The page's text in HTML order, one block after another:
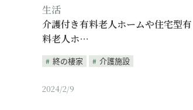
生活
介護付き有料老人ホームや住宅型有
料老人ホ…
終の棲家 介護施設
2024/2/9